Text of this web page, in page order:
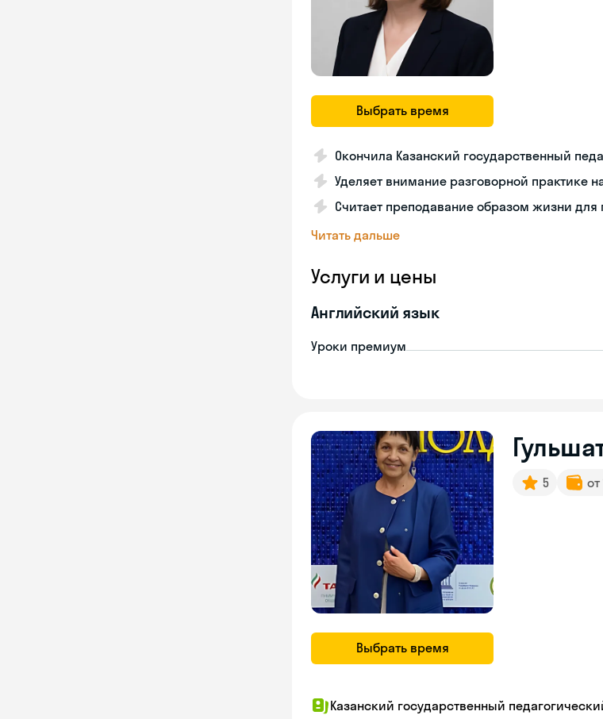
Выбрать время
Окончила Казанский государственный
Уделяет внимание разговорной практике
Считает преподавание образом жизни для
Читать дальше
Услуги и цены
Английский язык
Уроки премиум
Выбрать время
5 от
Казанский государственный